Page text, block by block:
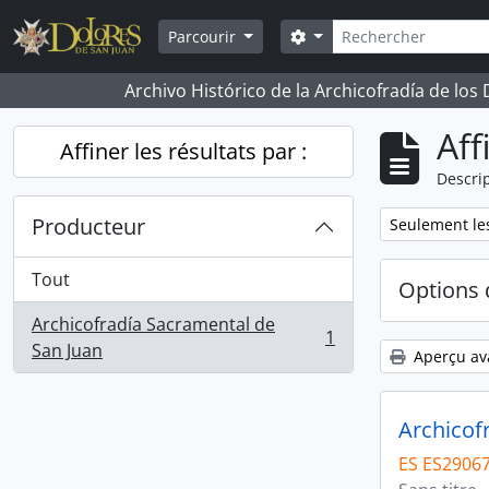
Skip to main content
Parcourir
Rechercher
Search options
Archivo Histórico de la Archicofradía de los
Affiner les résultats par :
Producteur
Tout
Archicofradía Sacramental de
San Juan
, 1 résultats 1
Remove filter:
Seulement
Options
Aperçu
ES